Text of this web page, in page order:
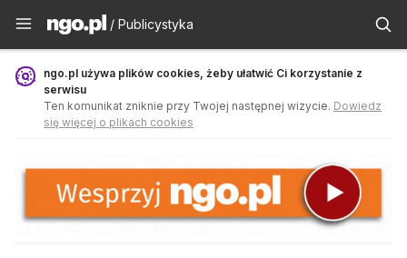
Publicystyka - ngo.pl
/ Publicystyka
ngo.pl używa plików cookies, żeby ułatwić Ci korzystanie z
serwisu
Ten komunikat zniknie przy Twojej następnej wizycie. Dowiedz
się więcej o plikach cookies